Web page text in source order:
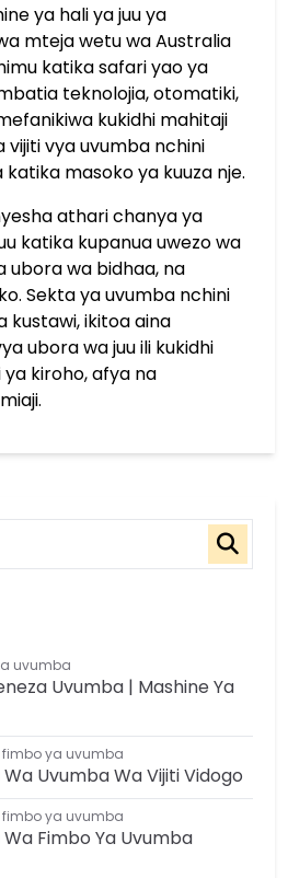
uvumba
Uvumba | Mashine Ya
ya uvumba
Uvumba Wa Vijiti Vidogo
ya uvumba
Fimbo Ya Uvumba
ya hali ya juu ya
mteja wetu wa Australia
katika safari yao ya
teknolojia, otomatiki,
kukidhi mahitaji
vijiti vya uvumba nchini
masoko ya kuuza nje.
athari chanya ya
katika kupanua uwezo wa
ubora wa bidhaa, na
Sekta ya uvumba nchini
kustawi, ikitoa aina
ubora wa juu ili kukidhi
kiroho, afya na